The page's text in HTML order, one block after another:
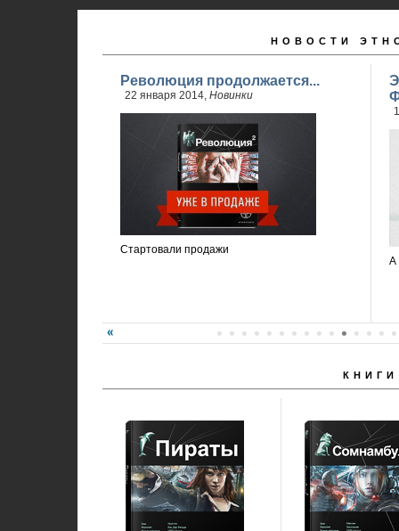
НОВОСТИ
Революция продолжается...
22 января 2014, Новинки
Стартовали продажи
А
КНИГИ